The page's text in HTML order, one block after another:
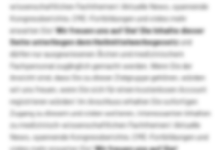
wissenschaftlichen Fachthemen! Aktuelle News, spannende
Kongressberichte, CME-Fortbildungen und vieles mehr
erwarten Sie!Wir freuen uns auf Sie!Die Inhalte dieser
Seite unterliegen dem Heilmittelwerbegesetzund
dürfen nur ausgewiesenen Ärzten und medizinischem
Fachpersonal zugänglich gemacht werden. Wenn Sie der
Ansicht sind, dass Sie zu dieser Zielgruppe gehören, würden
wir uns freuen, wenn Sie sich für einen kostenlosen Account
registrieren würden! Im Anschluss erhalten Sie sofortigen
Zugang zu diesem und vielen weiteren, interessanten Inhalten
zu medizinisch-wissenschaftlichen Fachthemen! Aktuelle
News, spannende Kongressberichte, CME-Fortbildungen und